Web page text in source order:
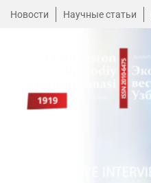
Новости Научные статьи